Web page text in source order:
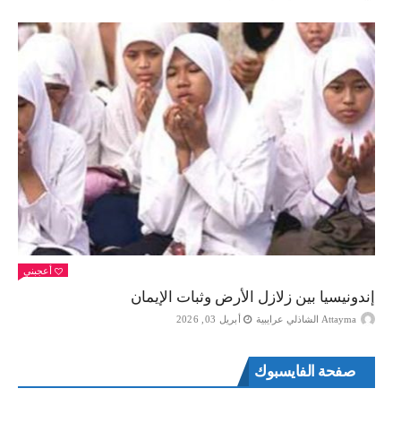
أعجبني
إندونيسيا بين زلازل الأرض وثبات الإيمان
Attayma الشاذلي عرايبية أبريل 03, 2026
صفحة الفايسبوك